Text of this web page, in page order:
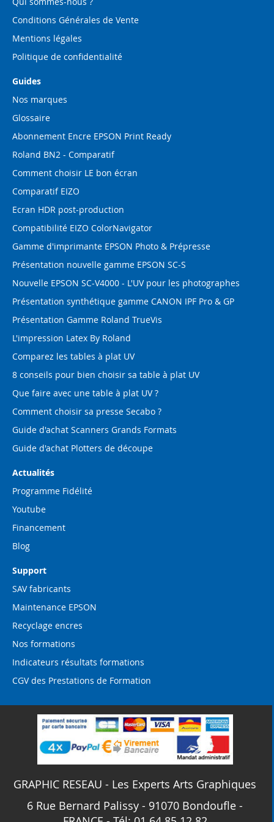
Conditions Générales de Vente
Mentions légales
Politique de confidentialité
Guides
Nos marques
Glossaire
Abonnement Encre EPSON Print Ready
Roland BN2 - Comparatif
Comment choisir LE bon écran
Comparatif EIZO
Ecran HDR post-production
Compatibilité EIZO ColorNavigator
Gamme d'imprimante EPSON Photo & Prépresse
Présentation nouvelle gamme EPSON SC-S
Nouvelle EPSON SC-V4000 - L'UV pour les photographes
Présentation synthétique gamme CANON IPF Pro & GP
Présentation Gamme Roland TrueVis
L'impression Latex By Roland
Comparez les tables à plat UV
8 conseils pour bien choisir sa table à plat UV
Que faire avec une table à plat UV ?
Comment choisir sa presse Secabo ?
Guide d'achat Scanners Grands Formats
Guide d'achat Plotters de découpe
Actualités
Programme Fidélité
Youtube
Financement
Blog
Support
SAV fabricants
Maintenance EPSON
Recyclage encres
Nos formations
Indicateurs résultats formations
CGV des Prestations de Formation
GRAPHIC RESEAU - Les Experts Arts Graphiques
6 Rue Bernard Palissy - 91070 Bondoufle -